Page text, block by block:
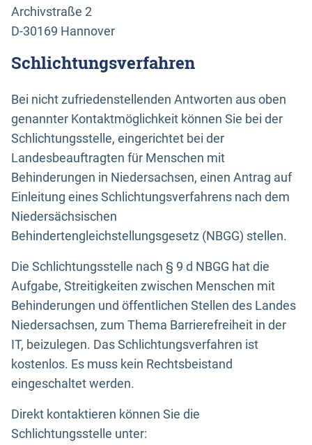
Archivstraße 2
D-30169 Hannover
Schlichtungsverfahren
Bei nicht zufriedenstellenden Antworten aus oben
genannter Kontaktmöglichkeit können Sie bei der
Schlichtungsstelle, eingerichtet bei der
Landesbeauftragten für Menschen mit
Behinderungen in Niedersachsen, einen Antrag auf
Einleitung eines Schlichtungsverfahrens nach dem
Niedersächsischen
Behindertengleichstellungsgesetz (NBGG) stellen.
Die Schlichtungsstelle nach § 9 d NBGG hat die
Aufgabe, Streitigkeiten zwischen Menschen mit
Behinderungen und öffentlichen Stellen des Landes
Niedersachsen, zum Thema Barrierefreiheit in der
IT, beizulegen. Das Schlichtungsverfahren ist
kostenlos. Es muss kein Rechtsbeistand
eingeschaltet werden.
Direkt kontaktieren können Sie die
Schlichtungsstelle unter: